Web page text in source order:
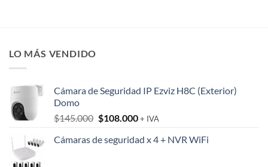
LO MÁS VENDIDO
Cámara de Seguridad IP Ezviz H8C (Exterior)
Domo
$145.000 El
original
$108.000El
actual
+ IVA
Cámaras de seguridad x 4 + NVR WiFi